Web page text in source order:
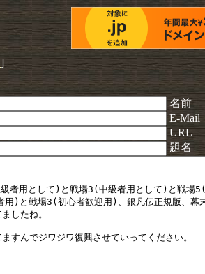
]
名前
E-Mail
URL
題名